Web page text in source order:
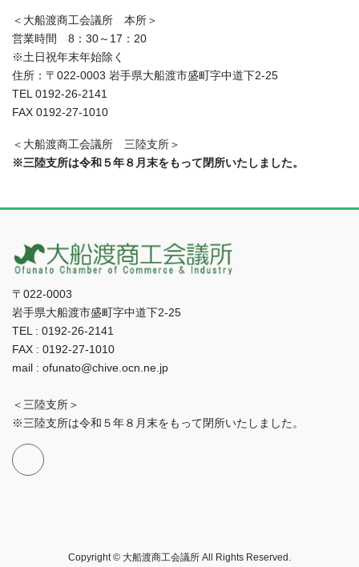
＜大船渡商工会議所 本所＞
営業時間 8：30～17：20
※土日祝年末年始除く
住所：〒022-0003 岩手県大船渡市盛町字中道下2-25
TEL 0192-26-2141
FAX 0192-27-1010
＜大船渡商工会議所 三陸支所＞
※三陸支所は令和５年８月末をもって閉所いたしました。
〒022-0003
岩手県大船渡市盛町字中道下2-25
TEL : 0192-26-2141
FAX : 0192-27-1010
mail : ofunato@chive.ocn.ne.jp
＜三陸支所＞
※三陸支所は令和５年８月末をもって閉所いたしました。
Copyright © 大船渡商工会議所 All Rights Reserved.